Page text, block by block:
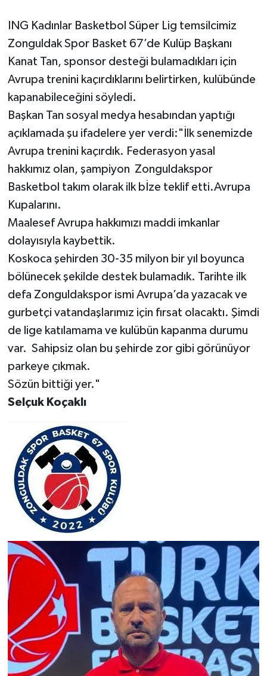
ING Kadınlar Basketbol Süper Lig temsilcimiz
Zonguldak Spor Basket 67’de Kulüp Başkanı
Kanat Tan, sponsor desteği bulamadıkları için
Avrupa trenini kaçırdıklarını belirtirken, kulübünde
kapanabileceğini söyledi.
Başkan Tan sosyal medya hesabından yaptığı
açıklamada şu ifadelere yer verdi:"İlk senemizde
Avrupa trenini kaçırdık. Federasyon yasal
hakkımız olan, şampiyon Zonguldakspor
Basketbol takım olarak ilk bİze teklif etti.Avrupa
Kupalarını.
Maalesef Avrupa hakkımızı maddi imkanlar
dolayısıyla kaybettik.
Koskoca şehirden 30-35 milyon bir yıl boyunca
bölünecek şekilde destek bulamadık. Tarihte ilk
defa Zonguldakspor ismi Avrupa’da yazacak ve
gurbetçi vatandaşlarımız için fırsat olacaktı. Şimdi
de lige katılamama ve kulübün kapanma durumu
var. Sahipsiz olan bu şehirde zor gibi görünüyor
parkeye çıkmak.
Sözün bittiği yer."
Selçuk Koçaklı
Gökçebey
GÜNDEM
İş ilanı
Kilimli
Kültür - Sanat
MAGAZİN
Politika
Resmi İlan
Röportaj
Sağlık
SİYASET
Spor
Yaşam